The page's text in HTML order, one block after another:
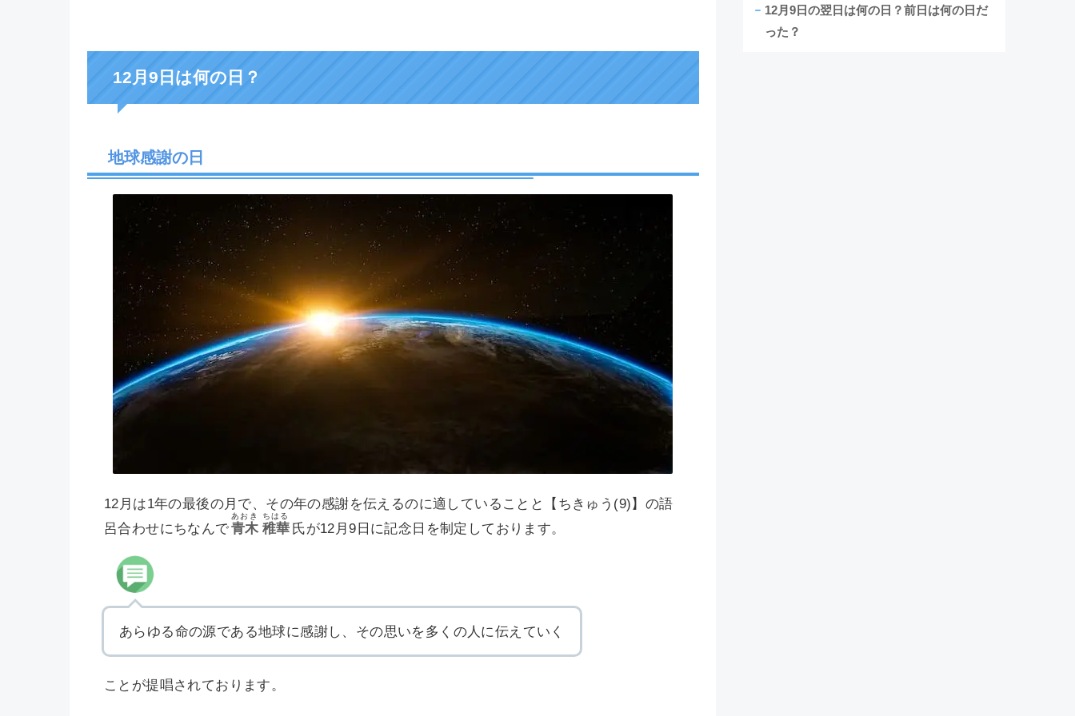
12月9日は何の日？
地球感謝の日
12月は1年の最後の月で、その年の感謝を伝えるのに適していることと【ちきゅう(9)】の語
呂合わせにちなんで青木
あおき
稚華
ちはる
氏が12月9日に記念日を制定しております。
あらゆる命の源である地球に感謝し、その思いを多くの人に伝えていく
ことが提唱されております。
12月9日の翌日は何の日？前日は何の日だ
った？